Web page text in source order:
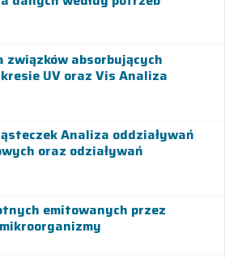
absorbujących
UV oraz Vis Analiza
Analiza oddziaływań
oraz odziaływań
emitowanych przez